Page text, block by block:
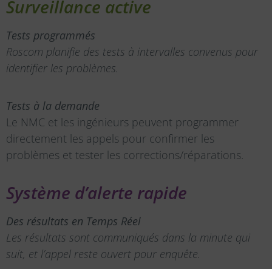
Surveillance active
Tests programmés
Roscom planifie des tests à intervalles convenus pour
identifier les problèmes.
Tests à la demande
Le NMC et les ingénieurs peuvent programmer
directement les appels pour confirmer les
problèmes et tester les corrections/réparations.
Système d’alerte rapide
Des résultats en Temps Réel
Les résultats sont communiqués dans la minute qui
suit, et l’appel reste ouvert pour enquête.